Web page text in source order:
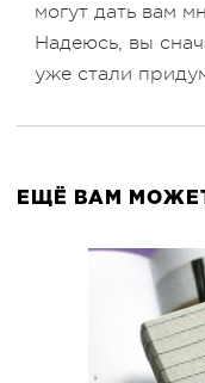
могут дать вам
Надеюсь, вы
уже стали
ЕЩЁ ВАМ